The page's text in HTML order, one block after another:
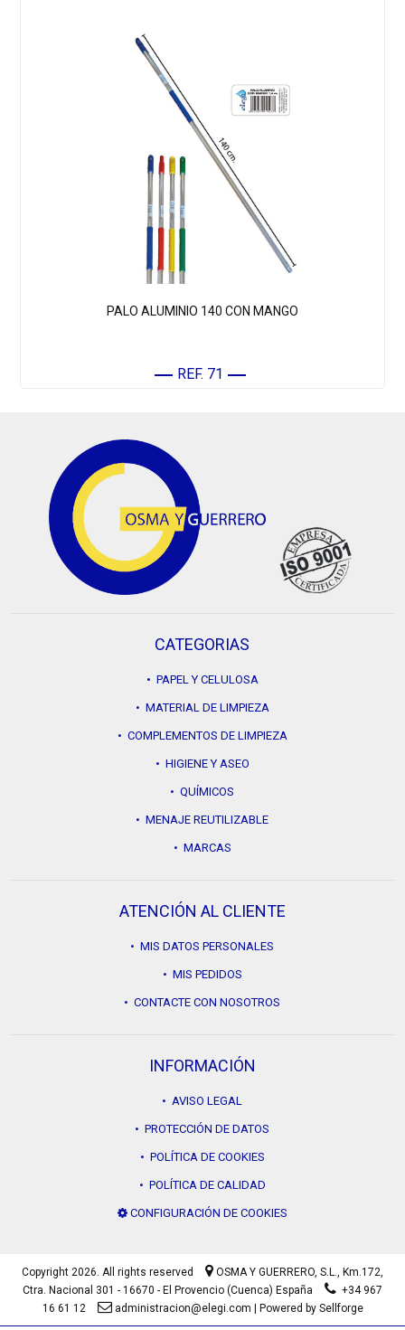
PALO ALUMINIO 140 CON MANGO
REF. 71
CATEGORIAS
• PAPEL Y CELULOSA
• MATERIAL DE LIMPIEZA
• COMPLEMENTOS DE LIMPIEZA
• HIGIENE Y ASEO
• QUÍMICOS
• MENAJE REUTILIZABLE
• MARCAS
ATENCIÓN AL CLIENTE
• MIS DATOS PERSONALES
• MIS PEDIDOS
• CONTACTE CON NOSOTROS
INFORMACIÓN
• AVISO LEGAL
• PROTECCIÓN DE DATOS
• POLÍTICA DE COOKIES
• POLÍTICA DE CALIDAD
CONFIGURACIÓN DE COOKIES
Copyright 2026. All rights reserved OSMA Y GUERRERO, S.L., Km.172,
Ctra. Nacional 301 - 16670 - El Provencio (Cuenca) España
+34 967
16 61 12
administracion@elegi.com Powered by Sellforge